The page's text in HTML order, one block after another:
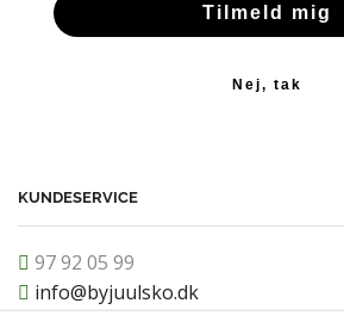
Tilmeld mig
Nej, tak
KUNDESERVICE
97 92 05 99
info@byjuulsko.dk